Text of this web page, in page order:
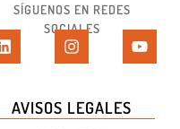
SÍGUENOS EN REDES
SOCIALES
AVISOS LEGALES